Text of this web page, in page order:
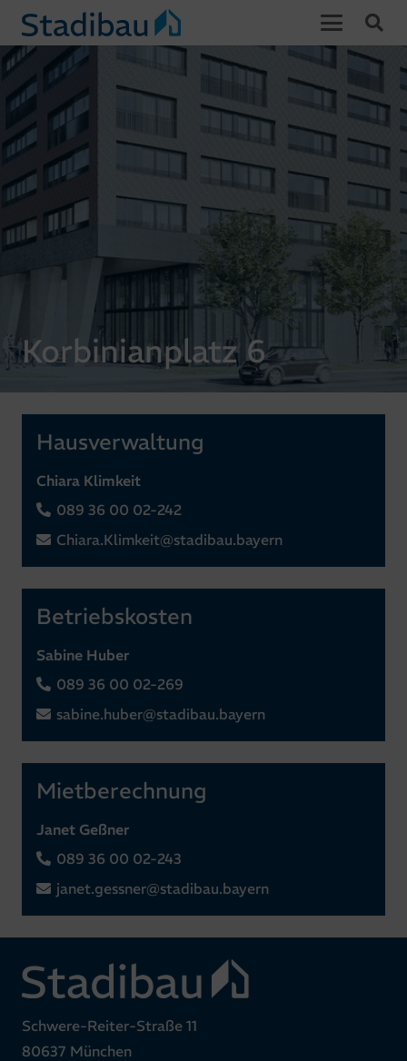
Korbinianplatz 6
Hausverwaltung
Chiara Klimkeit
089 36 00 02-242
Chiara.Klimkeit@stadibau.bayern
Betriebskosten
Sabine Huber
089 36 00 02-269
sabine.huber@stadibau.bayern
Mietberechnung
Janet Geßner
089 36 00 02-243
janet.gessner@stadibau.bayern
Schwere-Reiter-Straße 11
80637 München